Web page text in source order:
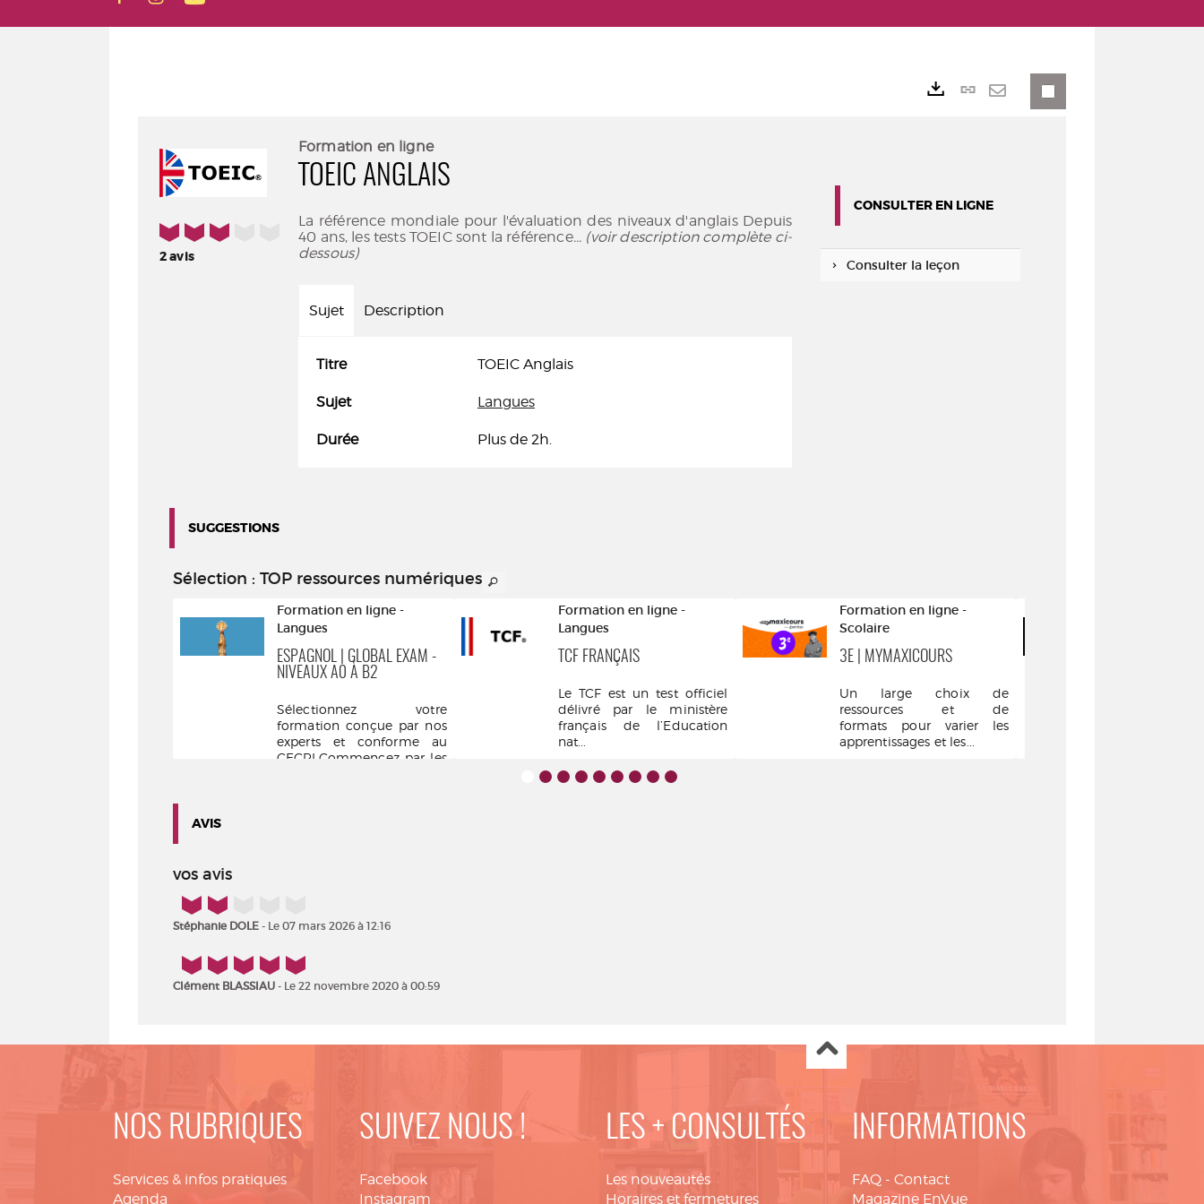
3/5
2avis
Formation en ligne
TOEIC ANGLAIS
La référence mondiale pour l'évaluation des niveaux d'anglais Depuis
40 ans, les tests TOEIC sont la référence... (voir description complète ci-
dessous)
Sujet Description
Titre TOEIC Anglais
Sujet Langues
Durée Plus de 2h.
Lien
CONSULTER EN LIGNE
Consulter la leçon
SUGGESTIONS
Sélection : TOP ressources numériques
Formation en ligne -
Langues
ESPAGNOL | GLOBAL EXAM -
NIVEAUX A0 À B2
Sélectionnez votre
formation conçue par nos
experts et conforme au
CECRLCommencez par les
Formation en ligne -
Langues
TCF FRANÇAIS
Le TCF est un test officiel
délivré par le ministère
français de l’Education
nat...
Formation en ligne -
Scolaire
3E | MYMAXICOURS
Un large choix de
ressources et de
formats pour varier les
apprentissages et les...
AVIS
vos avis
2/5
Stéphanie DOLE - Le 07 mars 2026 à 12:16
5/5
Clément BLASSIAU - Le 22 novembre 2020 à 00:59
NOS RUBRIQUES
Services & infos pratiques
Agenda
SUIVEZ NOUS !
Facebook
Instagram
LES + CONSULTÉS
Les nouveautés
Horaires et fermetures
INFORMATIONS
FAQ - Contact
Magazine EnVue